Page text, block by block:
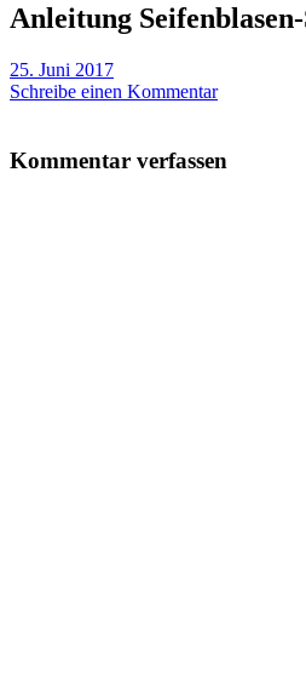
Anleitung
25. Juni 2017
Schreibe einen Kommentar
Kommentar verfassen